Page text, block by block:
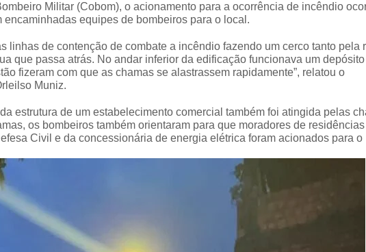
Militar (Cobom), o acionamento para a ocorrência de incêndio
equipes de bombeiros para o local.
linhas de contenção de combate a incêndio fazendo um cerco tanto pela
que passa atrás. No andar inferior da edificação funcionava um
fizeram com que as chamas se alastrassem rapidamente”, relatou o
Muniz.
estrutura de um estabelecimento comercial também foi atingida pelas
os bombeiros também orientaram para que moradores de
Civil e da concessionária de energia elétrica foram acionados para o